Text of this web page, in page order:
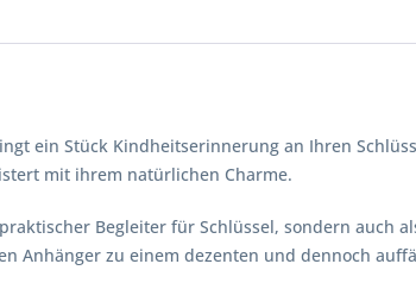
ein Stück Kindheitserinnerung an Ihren
mit ihrem natürlichen Charme.
Begleiter für Schlüssel, sondern auch
Anhänger zu einem dezenten und dennoch